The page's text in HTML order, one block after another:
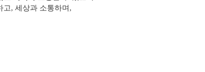
고, 세상과 소통하며,